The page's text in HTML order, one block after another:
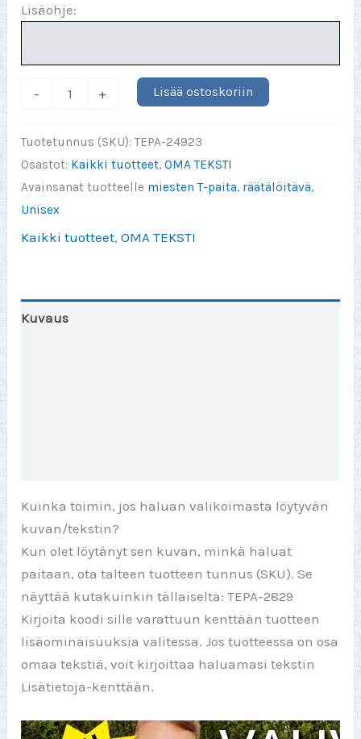
Lisäohje:
-
Vuoden
3XL
painatus)
+ Lisää ostoskoriin
Tuotetunnus (SKU):TEPA-24923
Osastot: Kaikki tuotteet,OMA TEKSTI
Avainsanat tuotteelle miesten T-paita, räätälöitävä,
Unisex
Kaikki tuotteet,OMA TEKSTI
Kuvaus
Kuinka toimin, jos haluan valikoimasta löytyvän
kuvan/tekstin?
Kun olet löytänyt sen kuvan, minkä haluat
paitaan, ota talteen tuotteen tunnus (SKU). Se
näyttää kutakuinkin tällaiselta: TEPA-2829
Kirjoita koodi sille varattuun kenttään tuotteen
lisäominaisuuksia valitessa. Jos tuotteessa on osa
omaa tekstiä, voit kirjoittaa haluamasi tekstin
Lisätietoja-kenttään.